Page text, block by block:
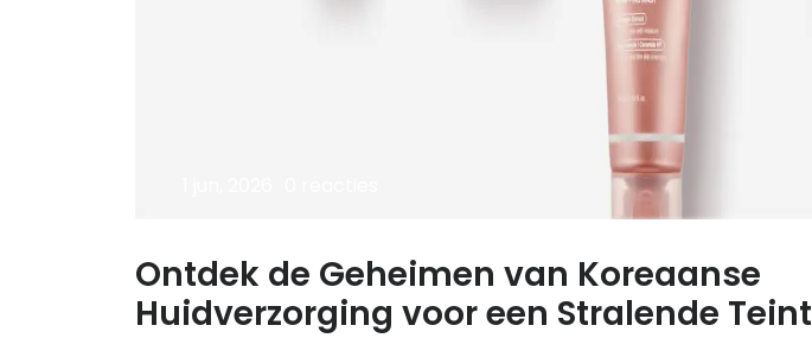
Ontdek de Geheimen van Koreaanse
Huidverzorging voor een Stralende Teint